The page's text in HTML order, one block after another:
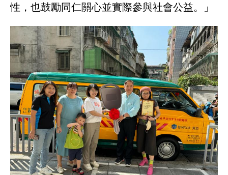
性，也鼓勵同仁關心並實際參與社會公益。」